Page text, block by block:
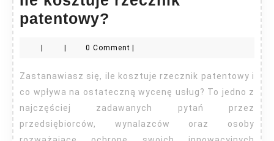
patentowy?
rzecznik
patentowy?
0 Comment
Zastanawiasz się, ile kosztuje rzecznik patentowy i
co wpływa na ostateczną wycenę usług? To jedno z
najczęściej zadawanych pytań przez
przedsiębiorców, wynalazców oraz osoby